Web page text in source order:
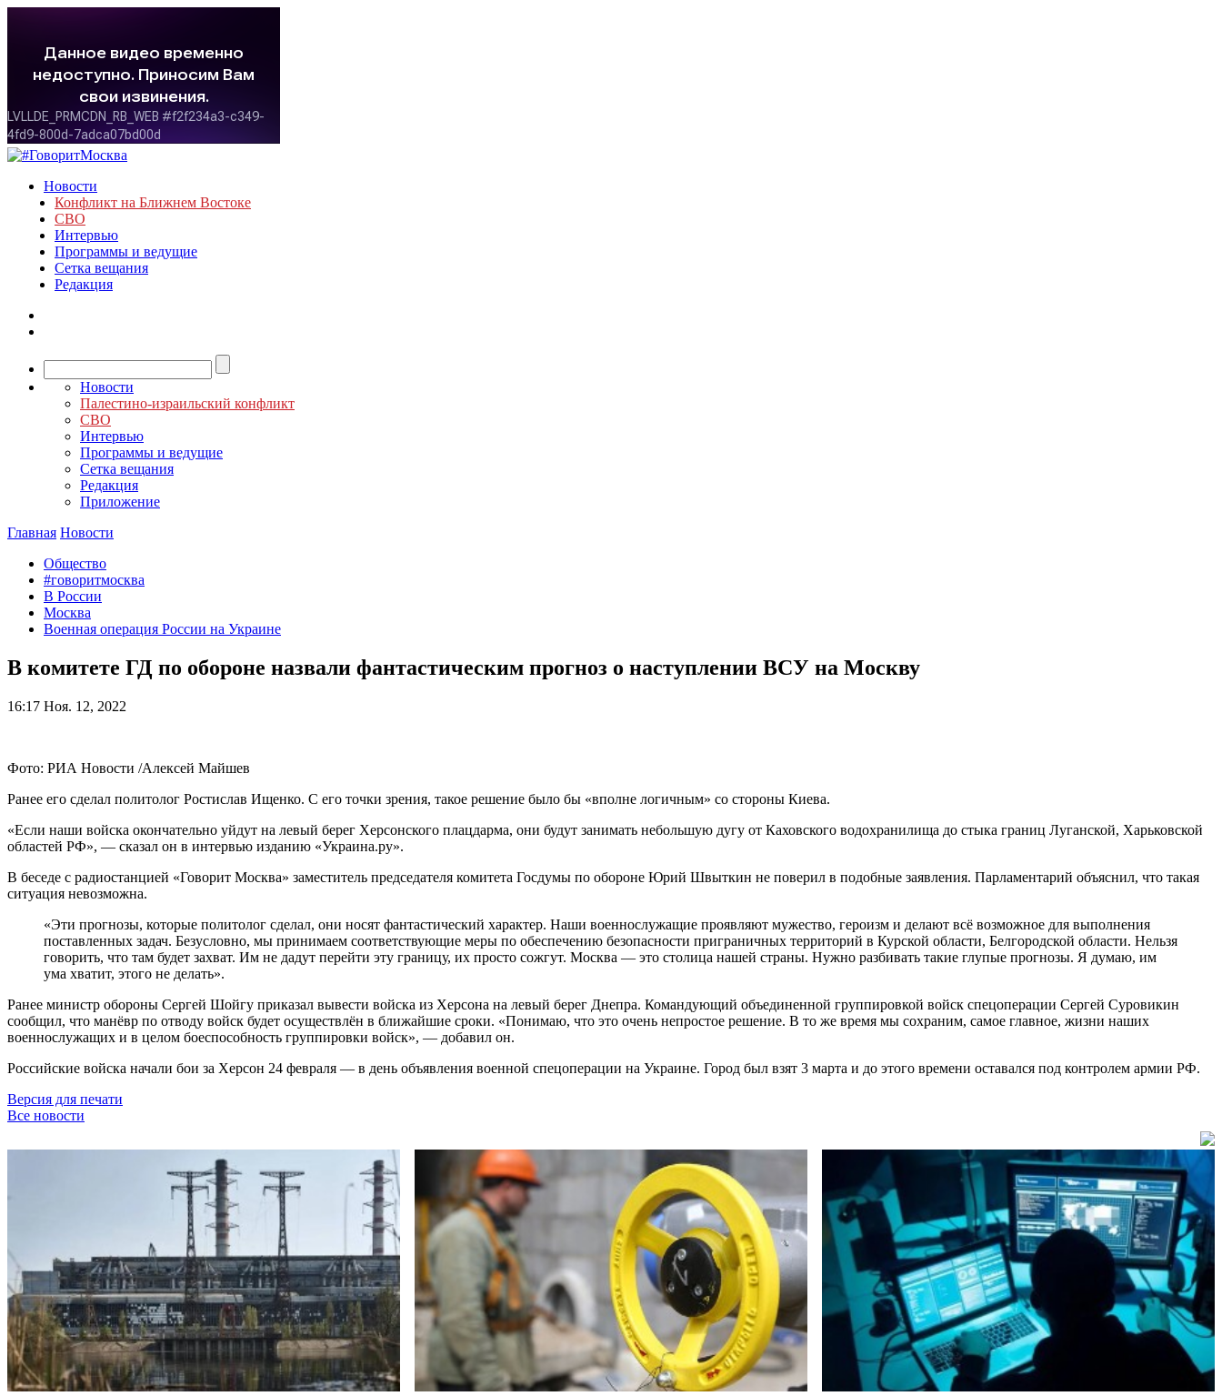
Новости
Конфликт на Ближнем Востоке
СВО
Интервью
Программы и ведущие
Сетка вещания
Редакция
Новости
Палестино-израильский конфликт
СВО
Интервью
Программы и ведущие
Сетка вещания
Редакция
Приложение
Главная Новости
Общество
#говоритмосква
В России
Москва
Военная операция России на Украине
В комитете ГД по обороне назвали фантастическим прогноз о наступлении ВСУ на Москву
16:17 Ноя. 12, 2022
Фото: РИА Новости /Алексей Майшев
Ранее его сделал политолог Ростислав Ищенко. С его точки зрения, такое решение было бы «вполне логичным» со стороны Киева.
«Если наши войска окончательно уйдут на левый берег Херсонского плацдарма, они будут занимать небольшую дугу от Каховского водохранилища до стыка границ Луганской, Харьковской
областей РФ», — сказал он в интервью изданию «Украина.ру».
В беседе с радиостанцией «Говорит Москва» заместитель председателя комитета Госдумы по обороне Юрий Швыткин не поверил в подобные заявления. Парламентарий объяснил, что такая
ситуация невозможна.
«Эти прогнозы, которые политолог сделал, они носят фантастический характер. Наши военнослужащие проявляют мужество, героизм и делают всё возможное для выполнения
поставленных задач. Безусловно, мы принимаем соответствующие меры по обеспечению безопасности приграничных территорий в Курской области, Белгородской области. Нельзя
говорить, что там будет захват. Им не дадут перейти эту границу, их просто сожгут. Москва — это столица нашей страны. Нужно разбивать такие глупые прогнозы. Я думаю, им
ума хватит, этого не делать».
Ранее министр обороны Сергей Шойгу приказал вывести войска из Херсона на левый берег Днепра. Командующий объединенной группировкой войск спецоперации Сергей Суровикин
сообщил, что манёвр по отводу войск будет осуществлён в ближайшие сроки. «Понимаю, что это очень непростое решение. В то же время мы сохраним, самое главное, жизни наших
военнослужащих и в целом боеспособность группировки войск», — добавил он.
Российские войска начали бои за Херсон 24 февраля — в день объявления военной спецоперации на Украине. Город был взят 3 марта и до этого времени оставался под контролем армии РФ.
Версия для печати
Все новости